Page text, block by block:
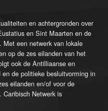
en achtergronden over
en Sint Maarten en de
Met een netwerk van lokale
op de zes eilanden van het
ook de Antilliaanse en
de politieke besluitvorming in
eilanden en/of voor de
Caribisch Netwerk is